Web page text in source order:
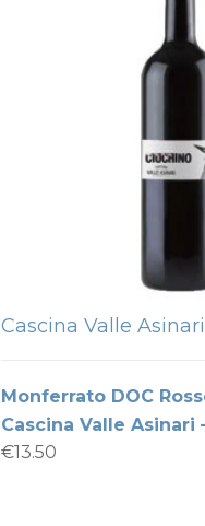
Cascina Valle Asinari
Monferrato DOC
Cascina Valle Asinari
€13.50